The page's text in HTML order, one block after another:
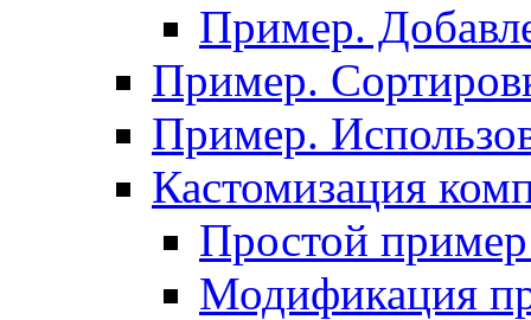
Пример.
Пример.
Пример.
Кастомизация
Простой
Модификация